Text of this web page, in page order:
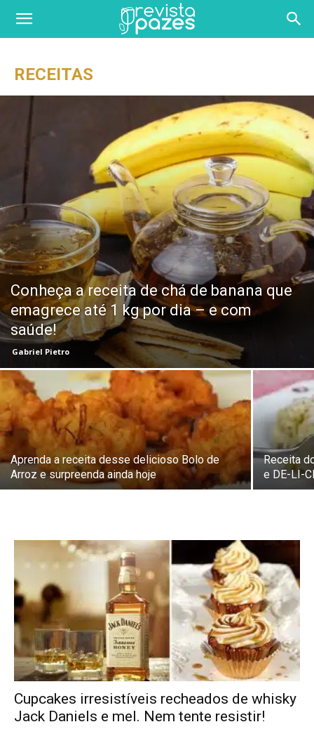
RECEITAS
Conheça a receita de chá de banana que
emagrece até 1 kg por dia – e com
saúde!
Gabriel Pietro
Aprenda a receita desse delicioso Bolo de
Arroz e surpreenda ainda hoje
Receita
e DE-LI-
Cupcakes irresistíveis recheados de whisky
Jack Daniels e mel. Nem tente resistir!